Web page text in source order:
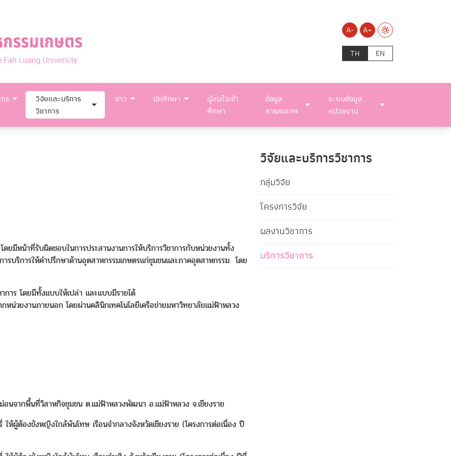
A-
A+
TH
EN
ร
วิจัยและบริการ
วิชาการ
ข่าว นักศึกษา
ผู้สนใจเข้า
ศึกษา
ข้อมูล
สารสนเทศ
ระบบข้อมูล
หน่วยงาน
ยมีหน้าที่รับผิดชอบในการประสานงานการให้บริการวิชาการกับหน่วยงานทั้ง
รบริการให้คำปรึกษาด้านอุตสาหกรรมเกษตรแก่ชุมชนและภาคอุตสาหกรรม โดย
การ โดยมีทั้งแบบให้เปล่า และแบบมีรายได้
หน่วยงานภายนอก โดยผ่านคลินิกเทคโนโลยีเครือข่ายมหาวิทยาลัยแม่ฟ้าหลวง
นจากพื้นที่วิสาหกิจชุมชน ต.แม่ฟ้าหลวงพัฒนา อ.แม่ฟ้าหลวง จ.เชียงราย
ให้ผู้ต้องขังหญิงใกล้พ้นโทษ เรือนจำกลางจังหวัดเชียงราย (โครงการต่อเนื่อง ปี
วิจัยและบริการวิชาการ
กลุ่มวิจัย
โครงการวิจัย
ผลงานวิชาการ
บริการวิชาการ